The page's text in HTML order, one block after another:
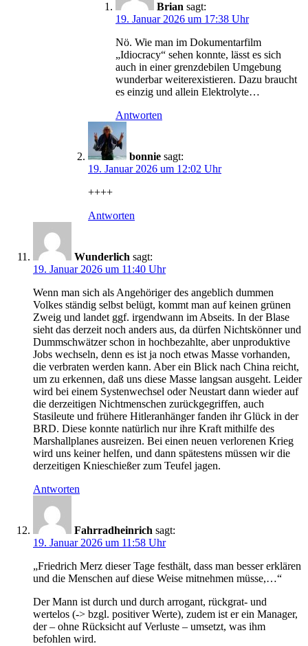
Brian sagt:
19. Januar 2026 um 17:38 Uhr
Nö. Wie man im Dokumentarfilm
„Idiocracy“ sehen konnte, lässt es sich
auch in einer grenzdebilen Umgebung
wunderbar weiterexistieren. Dazu braucht
es einzig und allein Elektrolyte…
Antworten
bonnie sagt:
19. Januar 2026 um 12:02 Uhr
++++
Antworten
Wunderlich sagt:
19. Januar 2026 um 11:40 Uhr
Wenn man sich als Angehöriger des angeblich dummen
Volkes ständig selbst belügt, kommt man auf keinen grünen
Zweig und landet ggf. irgendwann im Abseits. In der Blase
sieht das derzeit noch anders aus, da dürfen Nichtskönner und
Dummschwätzer schon in hochbezahlte, aber unproduktive
Jobs wechseln, denn es ist ja noch etwas Masse vorhanden,
die verbraten werden kann. Aber ein Blick nach China reicht,
um zu erkennen, daß uns diese Masse langsan ausgeht. Leider
wird bei einem Systenwechsel oder Neustart dann wieder auf
die derzeitigen Nichtmenschen zurückgegriffen, auch
Stasileute und frühere Hitleranhänger fanden ihr Glück in der
BRD. Diese konnte natürlich nur ihre Kraft mithilfe des
Marshallplanes ausreizen. Bei einen neuen verlorenen Krieg
wird uns keiner helfen, und dann spätestens müssen wir die
derzeitigen Knieschießer zum Teufel jagen.
Antworten
Fahrradheinrich sagt:
19. Januar 2026 um 11:58 Uhr
„Friedrich Merz dieser Tage festhält, dass man besser erklären
und die Menschen auf diese Weise mitnehmen müsse,…“
Der Mann ist durch und durch arrogant, rückgrat- und
wertelos (-> bzgl. positiver Werte), zudem ist er ein Manager,
der – ohne Rücksicht auf Verluste – umsetzt, was ihm
befohlen wird.